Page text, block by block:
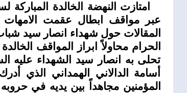
امتازت النهضة الخالدة
عبر مواقف ابطال عقمت
المقالات حول شهداء انصار سيد
الحرام محاولاً ابراز المواقف
تحلى به انصار سيد الشهداء عليه
أسامة الدالاني الهمداني الذي
المؤمنين مجاهداً بين يديه في